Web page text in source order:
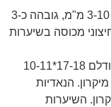
גופי הרבייה דמויי כוסית חסרת רגל, קוטרה 3-10 מ"מ, גובהה כ-3
מכוסה בשיערות
הנבגים חלקים, ביצתיים, ללא טיפות שמן, גודלם 17-18*10-11
מעובות בקצוות עד 6-7,5 מיקרון. הנאדיות
בערך 250*17-18 מיקרון. השיערות